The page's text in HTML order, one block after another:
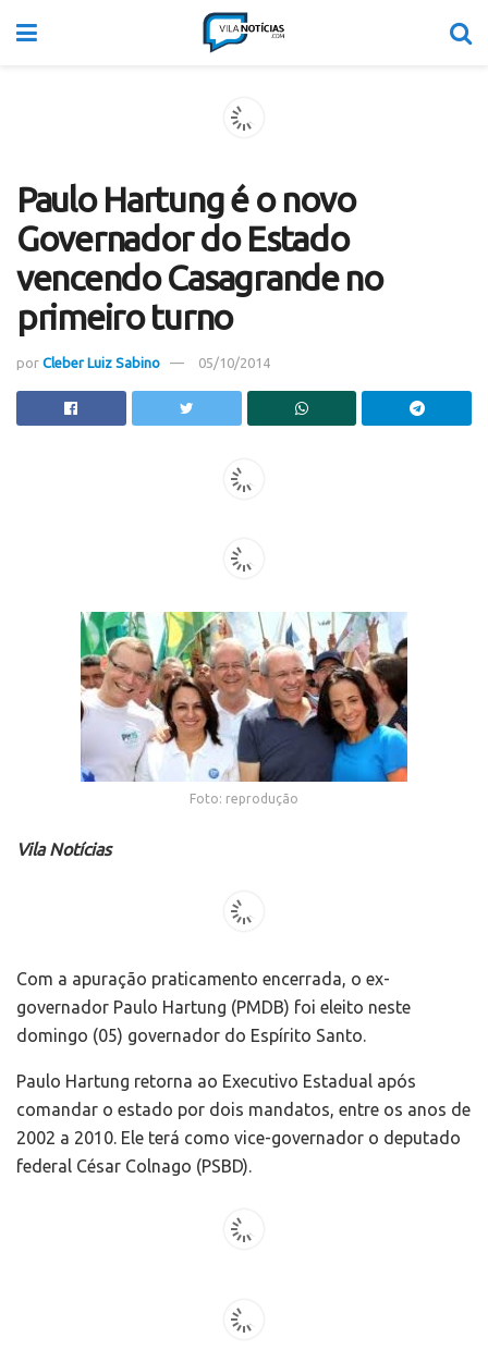
Paulo Hartung é o novo
Governador do Estado
vencendo Casagrande no
primeiro turno
por Cleber Luiz Sabino 05/10/2014
Foto: reprodução
Vila Notícias
Com a apuração praticamento encerrada, o ex-
governador Paulo Hartung (PMDB) foi eleito neste
domingo (05) governador do Espírito Santo.
Paulo Hartung retorna ao Executivo Estadual após
comandar o estado por dois mandatos, entre os anos de
2002 a 2010. Ele terá como vice-governador o deputado
federal César Colnago (PSBD).